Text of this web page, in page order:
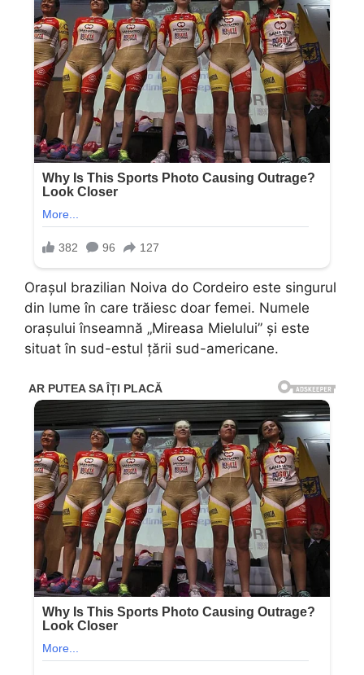
Orașul brazilian Noiva do Cordeiro este singurul
din lume în care trăiesc doar femei. Numele
orașului înseamnă „Mireasa Mielului” și este
situat în sud-estul țării sud-americane.